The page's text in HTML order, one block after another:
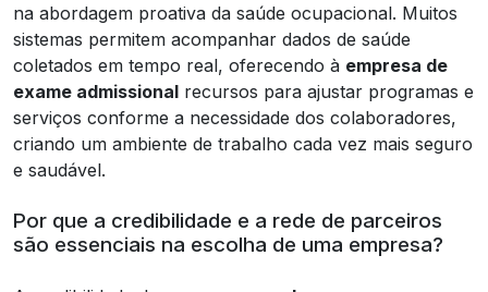
na abordagem proativa da saúde ocupacional. Muitos
sistemas permitem acompanhar dados de saúde
coletados em tempo real, oferecendo à empresa de
exame admissional recursos para ajustar programas e
serviços conforme a necessidade dos colaboradores,
criando um ambiente de trabalho cada vez mais seguro
e saudável.
Por que a credibilidade e a rede de parceiros
são essenciais na escolha de uma empresa?